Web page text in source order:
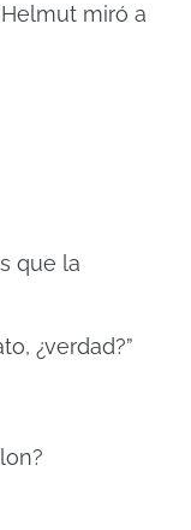
miró a
que la
¿verdad?”